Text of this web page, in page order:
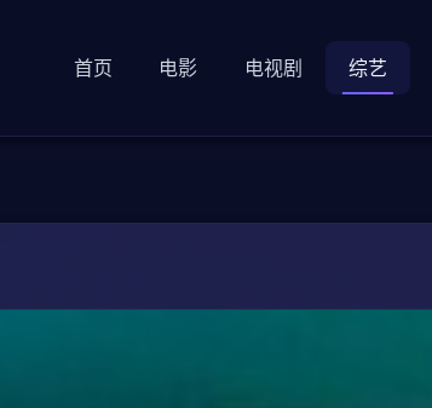
首页 电影 电视剧 综艺